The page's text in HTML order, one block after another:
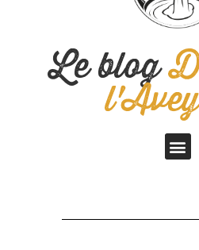
Le blog